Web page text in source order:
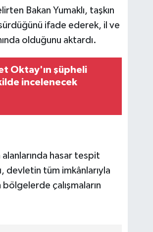
Bakan Yumaklı, taşkın
sürdüğünü ifade ederek, il ve
olduğunu aktardı.
Oktay'ın şüpheli
incelenecek
alanlarında hasar tespit
devletin tüm imkânlarıyla
çalışmaların